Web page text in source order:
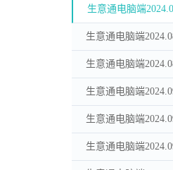
生意通电脑端
生意通电脑端
生意通电脑端
生意通电脑端
生意通电脑端
生意通电脑端